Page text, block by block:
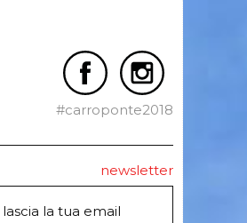
#carroponte2018
newsletter